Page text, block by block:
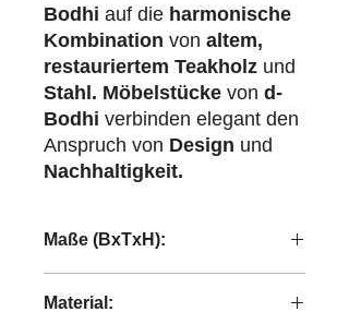
Bodhi auf die harmonische
Kombination von altem,
restauriertem Teakholz und
Stahl. Möbelstücke von d-
Bodhi verbinden elegant den
Anspruch von Design und
Nachhaltigkeit.
Maße (BxTxH):
Material: